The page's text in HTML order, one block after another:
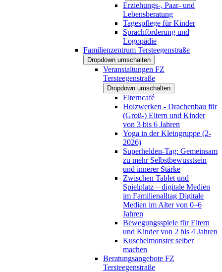
Erziehungs-, Paar- und
Lebensberatung
Tagespflege für Kinder
Sprachförderung und
Logopädie
Familienzentrum Tersteegenstraße
Dropdown umschalten
Veranstaltungen FZ
Tersteegenstraße
Dropdown umschalten
Elterncafé
Holzwerken - Drachenbau für
(Groß-) Eltern und Kinder
von 3 bis 6 Jahren
Yoga in der Kleingruppe (2-
2026)
Superhelden-Tag: Gemeinsam
zu mehr Selbstbewusstsein
und innerer Stärke
Zwischen Tablet und
Spielplatz – digitale Medien
im Familienalltag Digitale
Medien im Alter von 0–6
Jahren
Bewegungsspiele für Eltern
und Kinder von 2 bis 4 Jahren
Kuschelmonster selber
machen
Beratungsangebote FZ
Tersteegenstraße